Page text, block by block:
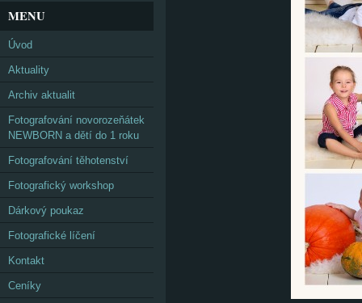
MENU
Úvod
Aktuality
Archiv aktualit
Fotografování novorozeňátek
NEWBORN a dětí do 1 roku
Fotografování těhotenství
Fotografický workshop
Dárkový poukaz
Fotografické líčení
Kontakt
Ceníky